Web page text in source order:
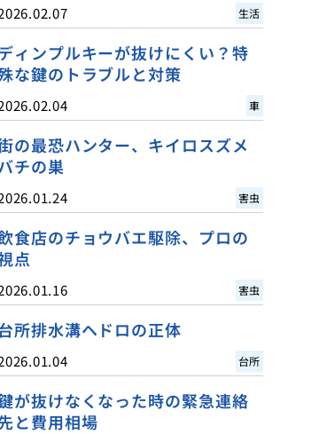
生活
ィンプルキーが抜けにくい？特
な鍵のトラブルと対策
車
の最恐ハンター、キイロスズメ
チの巣
害虫
食店のチョウバエ駆除、プロの
点
害虫
所排水溝ヘドロの正体
台所
が抜けなくなった時の緊急連絡
と費用相場